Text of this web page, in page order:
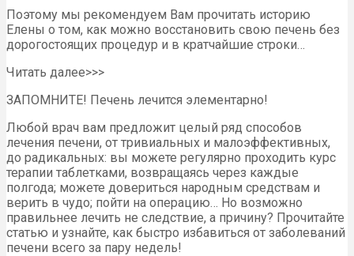
Поэтому мы рекомендуем Вам прочитать историю
Елены о том, как можно восстановить свою печень без
дорогостоящих процедур и в кратчайшие строки…
Читать далее>>>
ЗАПОМНИТЕ! Печень лечится элементарно!
Любой врач вам предложит целый ряд способов
лечения печени, от тривиальных и малоэффективных,
до радикальных: вы можете регулярно проходить курс
терапии таблетками, возвращаясь через каждые
полгода; можете довериться народным средствам и
верить в чудо; пойти на операцию… Но возможно
правильнее лечить не следствие, а причину? Прочитайте
статью и узнайте, как быстро избавиться от заболеваний
печени всего за пару недель!